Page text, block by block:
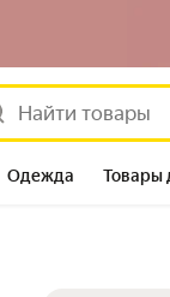
Одежда Товары